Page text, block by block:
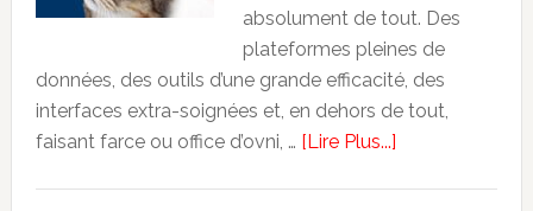
absolument de tout. Des
plateformes pleines de
données, des outils d’une grande efficacité, des
interfaces extra-soignées et, en dehors de tout,
faisant farce ou office d’ovni, … [Lire Plus...]about